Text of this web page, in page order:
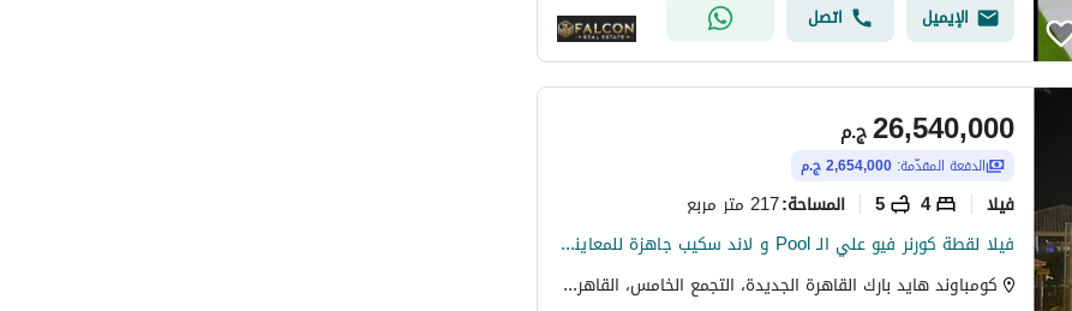
الإيميل اتصل
ج.م26,540,000
الدفعة المقدّمة: 2,654,000 ج.م
فیلا 4
5 المساحة:217 متر مربع
فيلا لقطة كورنر فيو علي الـ Pool و لاند سكيب جاهزة للمعاينة في كمبوند هايد بارك القاهرة الجديدة علي شارع التسعين الجنوبي قريبة من الجامعة الامريكية
كومباوند هايد بارك القاهرة الجديدة، التجمع الخامس، القاهرة الجديدة، القاهرة